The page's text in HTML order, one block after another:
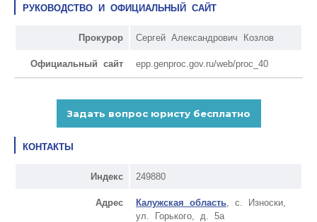
РУКОВОДСТВО И ОФИЦИАЛЬНЫЙ САЙТ
Прокурор Сергей Александрович Козлов
Официальный сайт epp.genproc.gov.ru/web/proc_40
КОНТАКТЫ
Индекс 249880
Адрес Калужская область , с. Износки,
ул. Горького, д. 5а